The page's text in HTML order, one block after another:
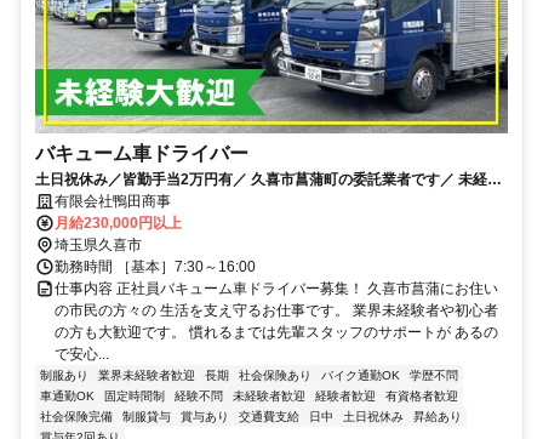
バキューム車ドライバー
土日祝休み／皆勤手当2万円有／ 久喜市菖蒲町の委託業者です／ 未経験
OK／長距離運転ありません
有限会社鴨田商事
月給230,000円以上
埼玉県久喜市
勤務時間 ［基本］7:30～16:00
仕事内容 正社員バキューム車ドライバー募集！ 久喜市菖蒲にお住い
の市民の方々の 生活を支え守るお仕事です。 業界未経験者や初心者
の方も大歓迎です。 慣れるまでは先輩スタッフのサポートが あるの
で安心...
制服あり 業界未経験者歓迎 長期 社会保険あり バイク通勤OK
学歴不問
車通勤OK
固定時間制 経験不問 未経験者歓迎 経験者歓迎
有資格者歓迎
社会保険完備
制服貸与 賞与あり 交通費支給 日中 土日祝休み
昇給あり